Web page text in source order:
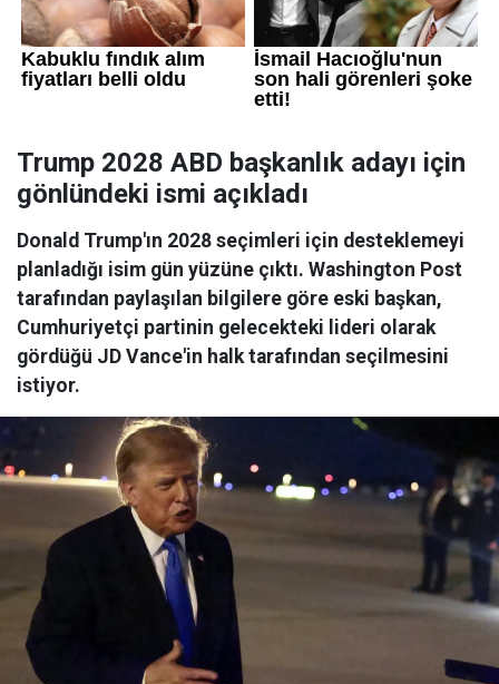
Trump 2028 ABD başkanlık adayı için
gönlündeki ismi açıkladı
Donald Trump'ın 2028 seçimleri için desteklemeyi
planladığı isim gün yüzüne çıktı. Washington Post
tarafından paylaşılan bilgilere göre eski başkan,
Cumhuriyetçi partinin gelecekteki lideri olarak
gördüğü JD Vance'in halk tarafından seçilmesini
istiyor.